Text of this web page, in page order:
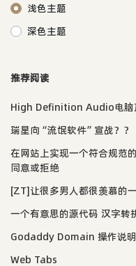
浅色主题
深色主题
推荐阅读
High Definition Audio电脑
瑞星向“流氓软件”宣战？？
在网站上实现一个符合规范
同意或拒绝
[ZT]让很多男人都很羡慕的
一个有意思的源代码 汉字转
Godaddy Domain 操作说
Web Tabs